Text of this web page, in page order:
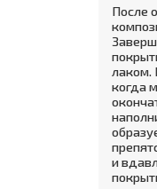
После
лаком.
когда
и